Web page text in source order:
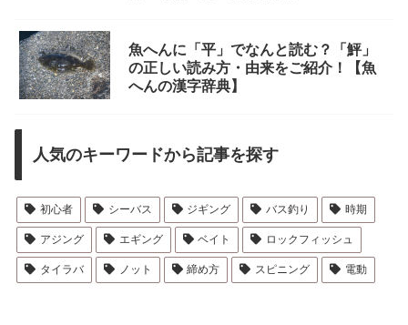
魚へんに「平」でなんと読む？「鮃」
の正しい読み方・由来をご紹介！【魚
へんの漢字辞典】
人気のキーワードから記事を探す
初心者 シーバス ジギング バス釣り 時期
アジング エギング ベイト ロックフィッシュ
タイラバ ノット 締め方 スピニング 電動